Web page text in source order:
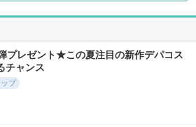
プレゼント★この夏注目の新作デパコス
チャンス
ップ